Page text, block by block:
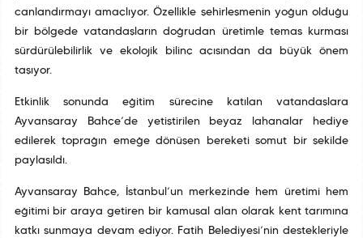
canlandırmayı amaçlıyor. Özellikle şehirleşmenin yoğun olduğu
bir bölgede vatandaşların doğrudan üretimle temas kurması
sürdürülebilirlik ve ekolojik bilinç açısından da büyük önem
taşıyor.
Etkinlik sonunda eğitim sürecine katılan vatandaşlara
Ayvansaray Bahçe’de yetiştirilen beyaz lahanalar hediye
edilerek toprağın emeğe dönüşen bereketi somut bir şekilde
paylaşıldı.
Ayvansaray Bahçe, İstanbul’un merkezinde hem üretimi hem
eğitimi bir araya getiren bir kamusal alan olarak kent tarımına
katkı sunmaya devam ediyor. Fatih Belediyesi’nin destekleriyle